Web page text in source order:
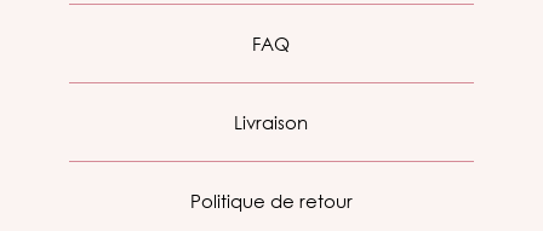
FAQ
Livraison
Politique de retour